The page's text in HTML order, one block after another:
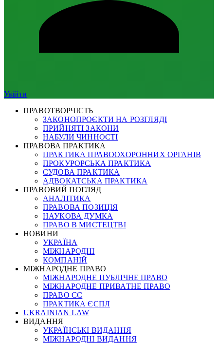
Увійти
ПРАВОТВОРЧІСТЬ
ЗАКОНОПРОЄКТИ НА РОЗГЛЯДІ
ПРИЙНЯТІ ЗАКОНИ
НАБУЛИ ЧИННОСТІ
ПРАВОВА ПРАКТИКА
ПРАКТИКА ПРАВООХОРОННИХ ОРГАНІВ
ПРОКУРОРСЬКА ПРАКТИКА
СУДОВА ПРАКТИКА
АДВОКАТСЬКА ПРАКТИКА
ПРАВОВИЙ ПОГЛЯД
АНАЛІТИКА
ПРАВОВА ПОЗИЦІЯ
НАУКОВА ДУМКА
ПРАВО В МИСТЕЦТВІ
НОВИНИ
УКРАЇНА
МІЖНАРОДНІ
КОМПАНІЙ
МІЖНАРОДНЕ ПРАВО
МІЖНАРОДНЕ ПУБЛІЧНЕ ПРАВО
МІЖНАРОДНЕ ПРИВАТНЕ ПРАВО
ПРАВО ЄС
ПРАКТИКА ЄСПЛ
UKRAINIAN LAW
ВИДАННЯ
УКРАЇНСЬКІ ВИДАННЯ
МІЖНАРОДНІ ВИДАННЯ